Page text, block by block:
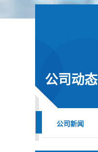
公司动态
公司新闻